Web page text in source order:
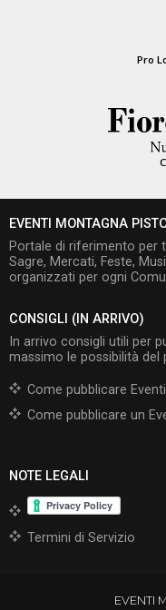
Pro
EVENTI MONTAGNA
Portale di riferimento per
Sagre, Mercati, Feste,
organizzati per ogni
CONSIGLI (IN ARRIVO)
In arrivo consigli utili per
massimo le possibilità del
Come pubblicare
Come pubblicare un
NOTE LEGALI
Termini di Servizio
EVENTI